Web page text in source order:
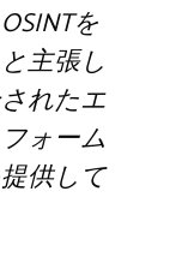
を
主張し
れたエ
ォーム
供して